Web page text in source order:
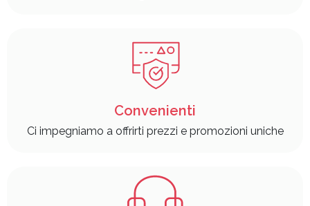
Convenienti
Ci impegniamo a offrirti prezzi e promozioni uniche